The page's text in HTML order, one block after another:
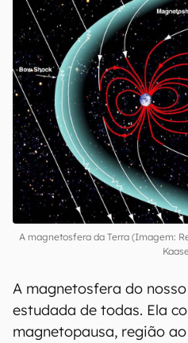
A magnetosfera da Terra (Imagem:
A magnetosfera do
estudada de todas. Ela
magnetopausa, região